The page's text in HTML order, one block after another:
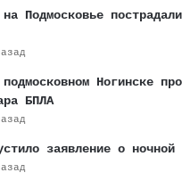
Подмосковье
Ногинске
БПЛА
заявление о ночной